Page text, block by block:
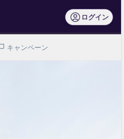
ログイン
キャンペーン